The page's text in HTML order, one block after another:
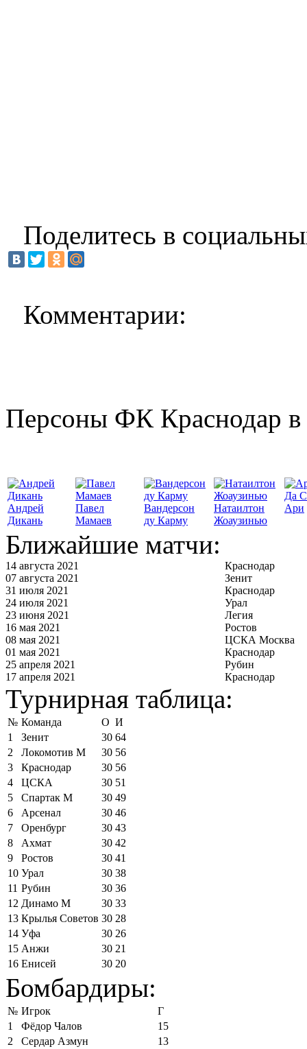
Поделитесь в
Комментарии:
Персоны ФК Краснодар в
Андрей
Дикань
Павел
Мамаев
Вандерсон
ду Карму
Натаилтон
Жоаузинью
Да
Ари
Ближайшие матчи:
14 августа 2021
Краснодар
07 августа 2021
Зенит
31 июля 2021
Краснодар
24 июля 2021
Урал
23 июня 2021
Легия
16 мая 2021
Ростов
08 мая 2021
ЦСКА Москва
01 мая 2021
Краснодар
25 апреля 2021
Рубин
17 апреля 2021
Краснодар
Турнирная таблица:
№ Команда О И
1
Зенит 30 64
2
Локомотив М 30 56
3
Краснодар 30 56
4
ЦСКА 30 51
5
Спартак М 30 49
6
Арсенал 30 46
7
Оренбург 30 43
8
Ахмат 30 42
9
Ростов 30 41
10 Урал 30 38
11 Рубин 30 36
12 Динамо М 30 33
13 Крылья Советов 30 28
14 Уфа 30 26
15 Анжи 30 21
16 Енисей 30 20
Бомбардиры:
№ Игрок
Г
1
Фёдор Чалов
15
2
Сердар Азмун
13